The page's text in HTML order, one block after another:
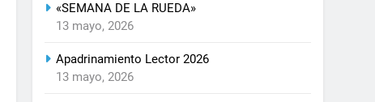
«SEMANA DE LA RUEDA»
13 mayo, 2026
Apadrinamiento Lector 2026
13 mayo, 2026